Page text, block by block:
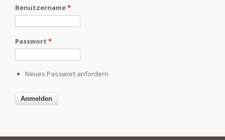
Benutzername*
Passwort *
Neues Passwort anfordern